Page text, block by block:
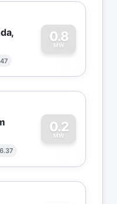
0.8
MW
0
0.2
MW
0